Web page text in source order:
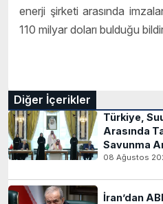
enerji şirketi arasında
110 milyar doları bulduğu
Diğer İçerikler
Türkiye,
Arasında
Savunma
08 Ağustos
İran’dan